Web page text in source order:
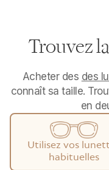
Trouvez
Acheter des des
connaît sa taille.
en
Utilisez vos
habituelles